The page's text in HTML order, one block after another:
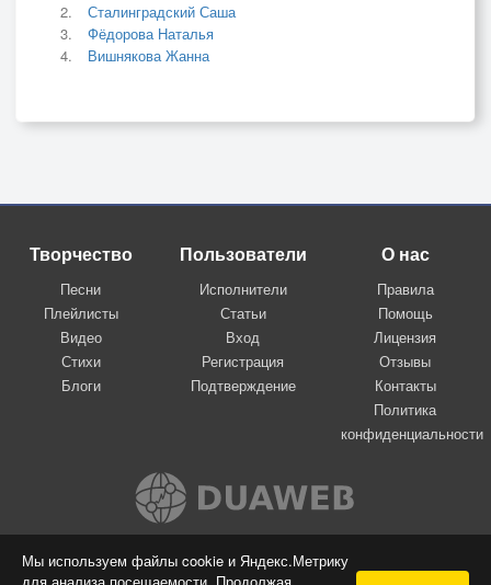
Мы используем файлы cookie и Яндекс.Метрику
Сталинградский Саша
Фёдорова Наталья
Вишнякова Жанна
Творчество
Песни
Плейлисты
Видео
Стихи
Блоги
Пользователи
Исполнители
Статьи
Вход
Регистрация
Подтверждение
О нас
Правила
Помощь
Лицензия
Отзывы
Контакты
Политика
конфиденциальности
Вконтакте